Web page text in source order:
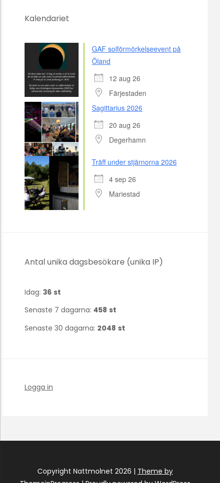
Kalendariet
GAF solförmörkelseevent på
Öland
12 aug 26
Färjestaden
Sagittarius 2026
20 aug 26
Degerhamn
Träff under stjärnorna 2026
4 sep 26
Mariestad
Antal unika dagsbesökare (unika IP)
Idag: 36 st
Senaste 7 dagarna: 458 st
Senaste 30 dagarna: 2048 st
Logga in
Copyright Nattmolnet 2026 | Theme by